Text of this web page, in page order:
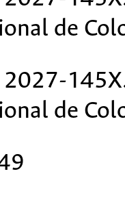
de
2027-
de